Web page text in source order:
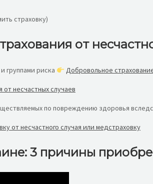
страховку)
от
группами риска Добровольное
несчастных случаев
по повреждению здоровья
от несчастного случая или медстраховку
3 причины